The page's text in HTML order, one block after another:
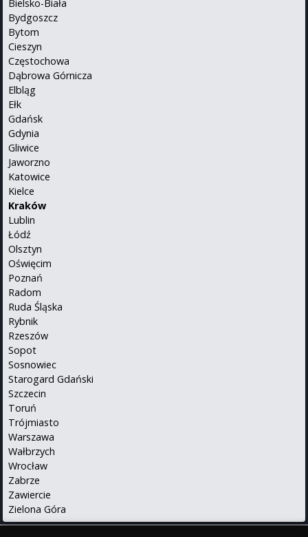
Bielsko-Biała
Bydgoszcz
Bytom
Cieszyn
Częstochowa
Dąbrowa Górnicza
Elbląg
Ełk
Gdańsk
Gdynia
Gliwice
Jaworzno
Katowice
Kielce
Kraków
Lublin
Łódź
Olsztyn
Oświęcim
Poznań
Radom
Ruda Śląska
Rybnik
Rzeszów
Sopot
Sosnowiec
Starogard Gdański
Szczecin
Toruń
Trójmiasto
Warszawa
Wałbrzych
Wrocław
Zabrze
Zawiercie
Zielona Góra